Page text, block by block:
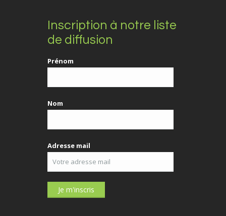
Inscription à notre liste
de diffusion
Prénom
Nom
Adresse mail